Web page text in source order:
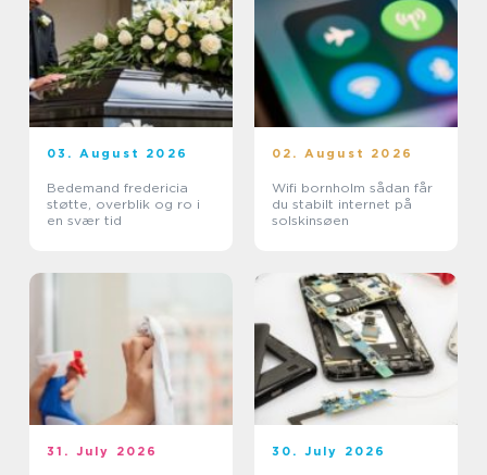
03. August 2026
Bedemand fredericia
støtte, overblik og ro i
en svær tid
02. August 2026
Wifi bornholm sådan får
du stabilt internet på
solskinsøen
31. July 2026 30. July 2026